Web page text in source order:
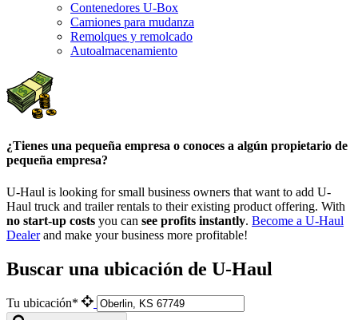
Contenedores U-Box
Camiones para mudanza
Remolques y remolcado
Autoalmacenamiento
¿Tienes una pequeña empresa o conoces a algún propietario de
pequeña empresa?
U-Haul is looking for small business owners that want to add U-
Haul truck and trailer rentals to their existing product offering. With
no start-up costs you can see profits instantly. Become a U-Haul
Dealerand make your business more profitable!
Buscar una ubicación de U-Haul
Tu ubicación*